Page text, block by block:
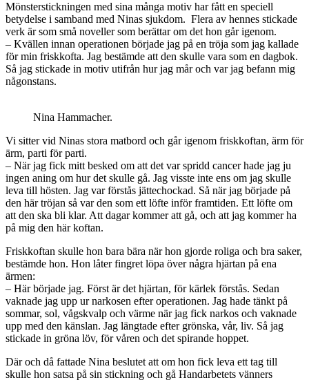
Mönsterstickningen med sina många motiv har fått en speciell
betydelse i samband med Ninas sjukdom. Flera av hennes stickade
verk är som små noveller som berättar om det hon går igenom.
– Kvällen innan operationen började jag på en tröja som jag kallade
för min friskkofta. Jag bestämde att den skulle vara som en dagbok.
Så jag stickade in motiv utifrån hur jag mår och var jag befann mig
någonstans.
Nina Hammacher.
Vi sitter vid Ninas stora matbord och går igenom friskkoftan, ärm för
ärm, parti för parti.
– När jag fick mitt besked om att det var spridd cancer hade jag ju
ingen aning om hur det skulle gå. Jag visste inte ens om jag skulle
leva till hösten. Jag var förstås jättechockad. Så när jag började på
den här tröjan så var den som ett löfte inför framtiden. Ett löfte om
att den ska bli klar. Att dagar kommer att gå, och att jag kommer ha
på mig den här koftan.
Friskkoftan skulle hon bara bära när hon gjorde roliga och bra saker,
bestämde hon. Hon låter fingret löpa över några hjärtan på ena
ärmen:
– Här började jag. Först är det hjärtan, för kärlek förstås. Sedan
vaknade jag upp ur narkosen efter operationen. Jag hade tänkt på
sommar, sol, vågskvalp och värme när jag fick narkos och vaknade
upp med den känslan. Jag längtade efter grönska, vår, liv. Så jag
stickade in gröna löv, för våren och det spirande hoppet.
Där och då fattade Nina beslutet att om hon fick leva ett tag till
skulle hon satsa på sin stickning och gå Handarbetets vänners